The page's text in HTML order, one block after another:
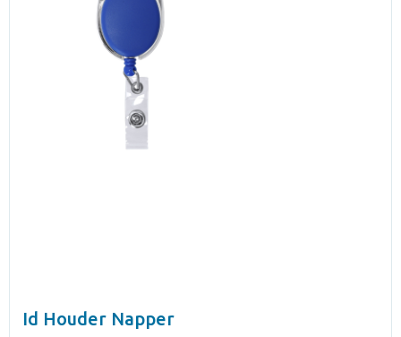
Id Houder Napper